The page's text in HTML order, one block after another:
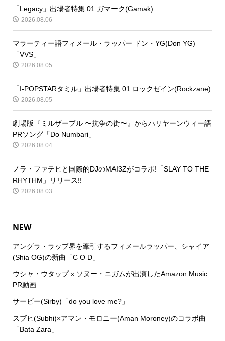
「Legacy」出場者特集:01:ガマーク(Gamak)
2026.08.06
マラーティー語フィメール・ラッパー ドン・YG(Don YG)
「VVS」
2026.08.05
「I-POPSTARタミル」出場者特集:01:ロックゼイン(Rockzane)
2026.08.05
劇場版『ミルザープル 〜抗争の街〜』からハリヤーンウィー語
PRソング「Do Numbari」
2026.08.04
ノラ・ファテヒと国際的DJのMAI3Zがコラボ!「SLAY TO THE
RHYTHM」リリース!!
2026.08.03
NEW
アングラ・ラップ界を牽引するフィメールラッパー、シャイア
(Shia OG)の新曲「C O D」
ウシャ・ウタップ x ソヌー・ニガムが出演したAmazon Music
PR動画
サービー(Sirby)「do you love me?」
スブヒ(Subhi)×アマン・モロニー(Aman Moroney)のコラボ曲
「Bata Zara」